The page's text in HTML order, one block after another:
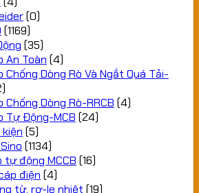
(0)
(1169)
(35)
An Toàn (4)
Chống Dòng Rò Và Ngắt Quá Tải-
Chống Dòng Rò-RRCB (4)
Tự Động-MCB (24)
(5)
(1134)
tự động MCCB (16)
điện (4)
từ, rơ-le nhiệt (19)